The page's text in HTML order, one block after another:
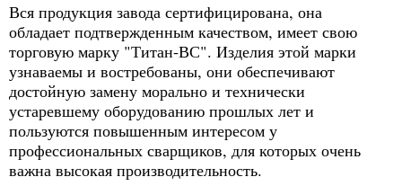
Вся продукция завода сертифицирована, она
обладает подтвержденным качеством, имеет свою
торговую марку "Титан-ВС". Изделия этой марки
узнаваемы и востребованы, они обеспечивают
достойную замену морально и технически
устаревшему оборудованию прошлых лет и
пользуются повышенным интересом у
профессиональных сварщиков, для которых очень
важна высокая производительность.